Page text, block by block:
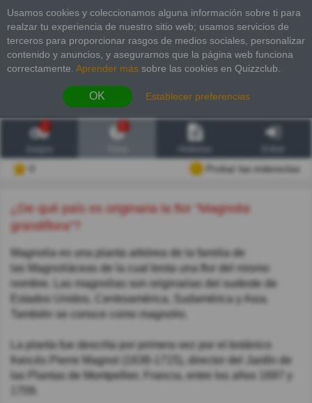
Usamos cookies y coleccionamos alguna información sobre ti para
realzar tu experiencia de nuestro sitio web; usamos servicios de
terceros para proporcionar rasgos de medios sociales, personalizar
contenido y anuncios, y asegurarnos que la página web funciona
correctamente. Aprender más sobre las cookies en Quizzclub.
OK Establecer preferencias
2
Probar las inderectas
¿De qué país es originaria la flor "Magnolia
grandiflora"?
Magnolia es una planta arbórea de la familia de
las Magnoliáceas de la cual brota una flor del mismo
nombre. Las magnolias son originarias del sudeste de
Estados Unidos, Centroamérica, Sudamérica y Asia.
También se conoce como magnolio.
La planta fue descrita por primera vez por el botánico
francés Pierre Magnol (1638-1715), director del Jardín de
las Plantas de Montpellier, Francia, entre los años 1697 y